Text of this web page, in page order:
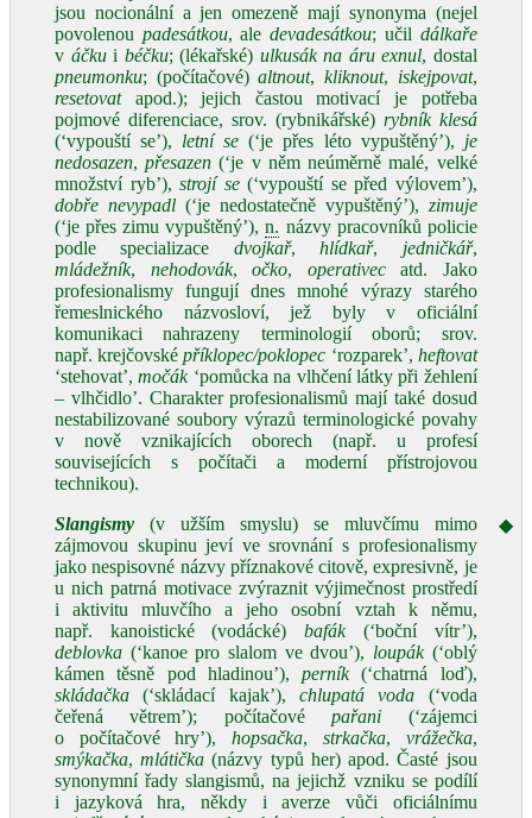
jsou nocionální a jen omezeně mají synonyma (nejel
povolenou padesátkou, aledevadesátkou; učil dálkaře
v áčkui béčku; (lékařské) ulkusák na áru exnul, dostal
pneumonku; (počítačové)altnout,kliknout, iskejpovat,
resetovatapod.); jejich častou motivací je potřeba
pojmové diferenciace, srov. (rybnikářské) rybník klesá
(‘vypouští se’), letní se (‘je přes léto vypuštěný’), je
nedosazen,přesazen (‘je v něm neúměrně malé, velké
množství ryb’),strojí se(‘vypouští se před výlovem’),
dobře nevypadl(‘je nedostatečně vypuštěný’), zimuje
(‘je přes zimu vypuštěný’),n. názvy pracovníků policie
podle specializace dvojkař,hlídkař, jedničkář,
mládežník, nehodovák,očko, operativecatd. Jako
profesionalismy fungují dnes mnohé výrazy starého
řemeslnického názvosloví, jež byly v oficiální
komunikaci nahrazeny terminologií oborů; srov.
např. krejčovsképříklopec/poklopec ‘rozparek’, heftovat
‘stehovat’,močák‘pomůcka na vlhčení látky při žehlení
– vlhčidlo’. Charakter profesionalismů mají také dosud
nestabilizované soubory výrazů terminologické povahy
v nově vznikajících oborech (např. u profesí
souvisejících s počítači a moderní přístrojovou
technikou).
Slangismy (v užším smyslu) se mluvčímu mimo
zájmovou skupinu jeví ve srovnání s profesionalismy
jako nespisovné názvy příznakové citově, expresivně, je
u nich patrná motivace zvýraznit výjimečnost prostředí
i aktivitu mluvčího a jeho osobní vztah k němu,
např. kanoistické (vodácké)bafák(‘boční vítr’),
deblovka (‘kanoe pro slalom ve dvou’), loupák(‘oblý
kámen těsně pod hladinou’),perník(‘chatrná loď),
skládačka (‘skládací kajak’),chlupatá voda (‘voda
čeřená větrem’); počítačovépařani (‘zájemci
o počítačové hry’),hopsačka, strkačka, vrážečka,
smýkačka,mlátička (názvy typů her) apod. Časté jsou
synonymní řady slangismů, na jejichž vzniku se podílí
i jazyková hra, někdy i averze vůči oficiálnímu
◆